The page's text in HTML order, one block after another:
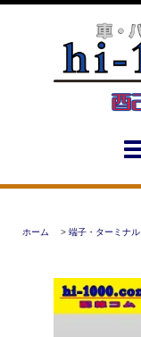
ホーム > 端子・ターミナル